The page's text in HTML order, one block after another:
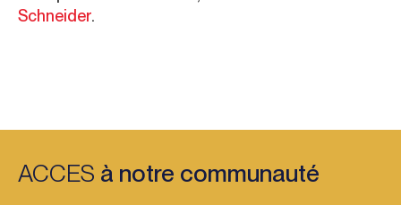
Schneider.
ACCES à notre communauté